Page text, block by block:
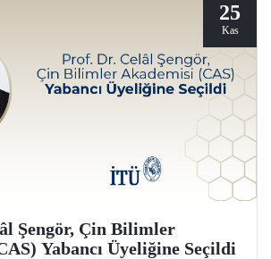
25
Kas
Şengör, Çin Bilimler
Yabancı Üyeliğine Seçildi